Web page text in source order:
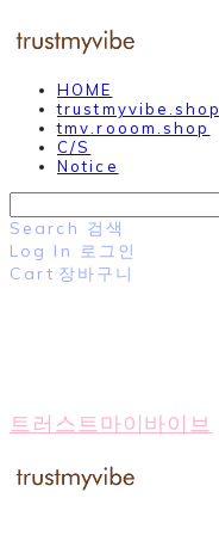
HOME
trustmyvibe.shop
tmv.rooom.shop
C/S
Notice
Search 검색
Log In 로그인
Cart 장바구니
트러스트마이바이브